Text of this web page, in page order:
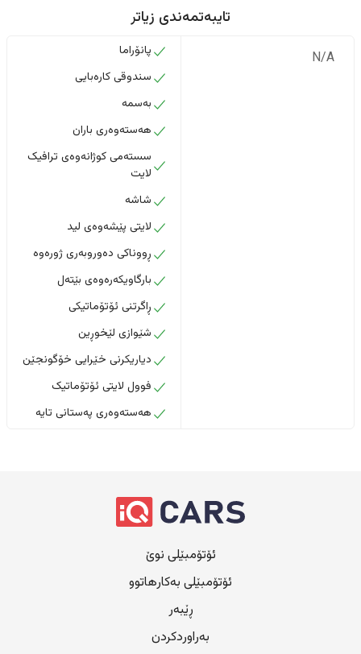
تایبەتمەندی زیاتر
N/A
پانۆراما
سندوقی کارەبایی
بەسمە
هەستەوەری باران
سستەمی کوژانەوەی ترافیک
لایت
شاشە
لایتی پێشەوەی لید
ڕووناکی دەوروبەری ژورەوە
بارگاویکەرەوەی بێتەل
ڕاگرتنی ئۆتۆماتیکی
شێوازی لێخوڕین
دیاریکرنی خێرایی خۆگونجێن
فوول لایتی ئۆتۆماتیک
هەستەوەری پەستانی تایە
ئۆتۆمبێلی نوێ
ئۆتۆمبێلی بەکارهاتوو
ڕێبەر
بەراوردکردن